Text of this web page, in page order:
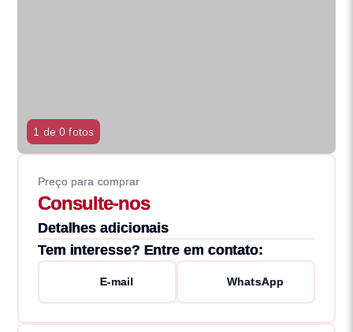
1 de 0 fotos
Preço para comprar
Consulte-nos
Detalhes adicionais
Tem interesse? Entre em contato:
E-mail WhatsApp